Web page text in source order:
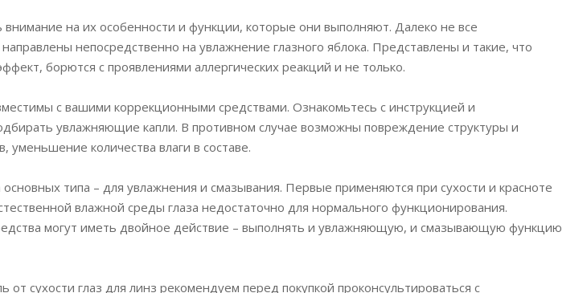
на их особенности и функции, которые они выполняют. Далеко не все
непосредственно на увлажнение глазного яблока. Представлены и такие, что
борются с проявлениями аллергических реакций и не только.
с вашими коррекционными средствами. Ознакомьтесь с инструкцией и
увлажняющие капли. В противном случае возможны повреждение структуры и
количества влаги в составе.
типа – для увлажнения и смазывания. Первые применяются при сухости и красноте
влажной среды глаза недостаточно для нормального функционирования.
могут иметь двойное действие – выполнять и увлажняющую, и смазывающую функцию
сухости глаз для линз рекомендуем перед покупкой проконсультироваться с